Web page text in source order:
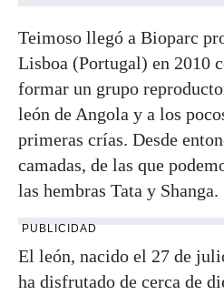
Teimoso llegó a Bioparc
Lisboa (Portugal) en 2010
formar un grupo
león de Angola y a los
primeras crías. Desde
camadas, de las que
las hembras Tata y Shanga.
PUBLICIDAD
El león, nacido el 27 de
ha disfrutado de cerca de